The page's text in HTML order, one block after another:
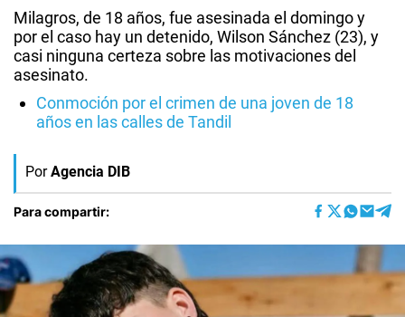
Milagros, de 18 años, fue asesinada el domingo y
por el caso hay un detenido, Wilson Sánchez (23), y
casi ninguna certeza sobre las motivaciones del
asesinato.
Conmoción por el crimen de una joven de 18
años en las calles de Tandil
Por Agencia DIB
Para compartir: